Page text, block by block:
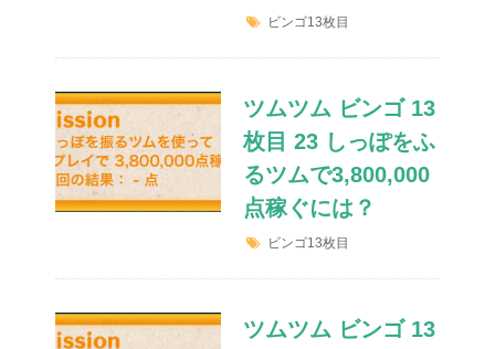
ビンゴ13枚目
ツムツム ビンゴ 13
枚目 23 しっぽをふ
るツムで3,800,000
点稼ぐには？
ビンゴ13枚目
ツムツム ビンゴ 13